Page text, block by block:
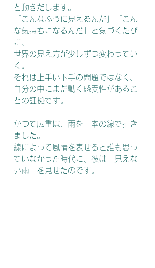
と動きだします。
「こんなふうに見えるんだ」「こん
な気持ちになるんだ」と気づくたび
に、
世界の見え方が少しずつ変わってい
く。
それは上手い下手の問題ではなく、
自分の中にまだ動く感受性があるこ
との証拠です。
かつて広重は、雨を一本の線で描き
ました。
線によって風情を表せると誰も思っ
ていなかった時代に、彼は「見えな
い雨」を見せたのです。